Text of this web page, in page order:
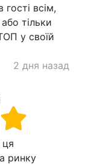
всім,
тільки
у своїй
2 дня назад
ринку